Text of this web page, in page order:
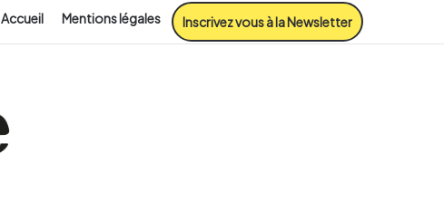
Accueil Mentions légales Inscrivez vous à la Newsletter